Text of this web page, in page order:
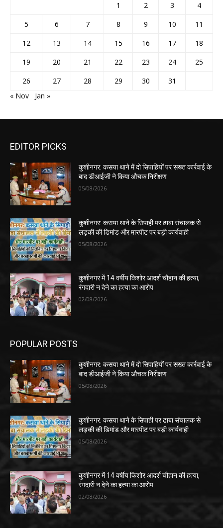
1 2 3
4
5
6 7 8 9 10
11
12
13 14 15 16 17
18
19
20 21 22 23 24
25
26
27 28 29 30
31
« Nov
Jan »
EDITOR PICKS
कुशीनगर: कसया थाने में दो सिपाहियों पर सख्त कार्रवाई के
बाद डीआईजी ने किया औचक निरीक्षण
05/08/2026
कुशीनगर: कसया थाने के सिपाही पर ढाबा संचालक से
लड़की की डिमांड और मारपीट पर बड़ी कार्यवाही
05/08/2026
कुशीनगर में 14 वर्षीय किशोर आदर्श चौहान की हत्या,
रंगदारी न देने का हत्या का आरोप
02/08/2026
POPULAR POSTS
कुशीनगर: कसया थाने में दो सिपाहियों पर सख्त कार्रवाई के
बाद डीआईजी ने किया औचक निरीक्षण
05/08/2026
कुशीनगर: कसया थाने के सिपाही पर ढाबा संचालक से
लड़की की डिमांड और मारपीट पर बड़ी कार्यवाही
05/08/2026
कुशीनगर में 14 वर्षीय किशोर आदर्श चौहान की हत्या,
रंगदारी न देने का हत्या का आरोप
02/08/2026